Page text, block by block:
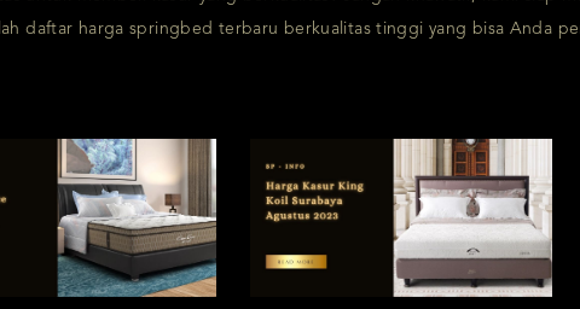
daftar harga springbed terbaru berkualitas tinggi yang bisa Anda